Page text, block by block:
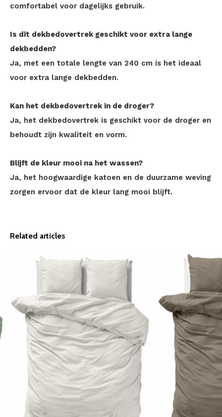
comfortabel voor dagelijks gebruik.
Is dit dekbedovertrek geschikt voor extra lange
dekbedden?
Ja, met een totale lengte van 240 cm is het ideaal
voor extra lange dekbedden.
Kan het dekbedovertrek in de droger?
Ja, het dekbedovertrek is geschikt voor de droger en
behoudt zijn kwaliteit en vorm.
Blijft de kleur mooi na het wassen?
Ja, het hoogwaardige katoen en de duurzame weving
zorgen ervoor dat de kleur lang mooi blijft.
Related articles